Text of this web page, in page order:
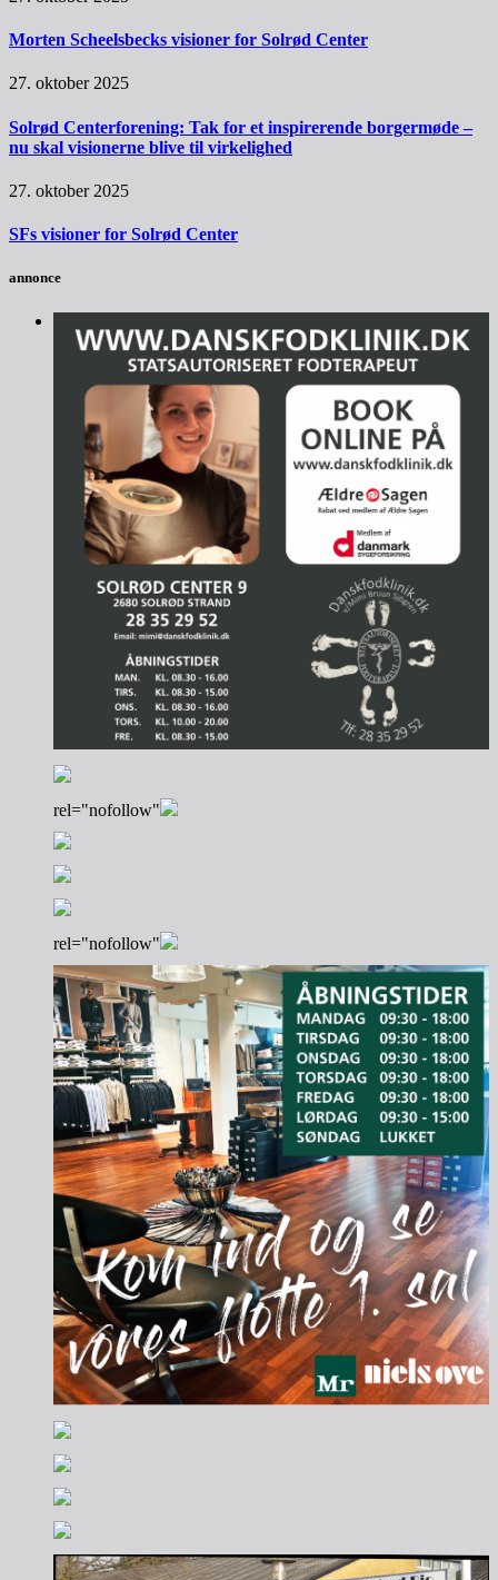
Morten Scheelsbecks visioner for Solrød Center
27. oktober 2025
Solrød Centerforening: Tak for et inspirerende borgermøde –
nu skal visionerne blive til virkelighed
27. oktober 2025
SFs visioner for Solrød Center
annonce
rel="nofollow"
rel="nofollow"